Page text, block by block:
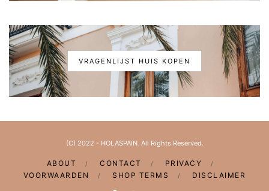
VRAGENLIJST HUIS KOPEN
(C) 2022 - HOLASPAIN. All Rights Reserved.
ABOUT CONTACT
PRIVACY
VOORWAARDEN
SHOP TERMS DISCLAIMER